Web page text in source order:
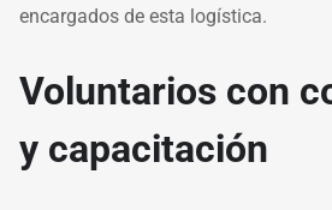
encargados de esta logística.
Voluntarios con
y capacitación